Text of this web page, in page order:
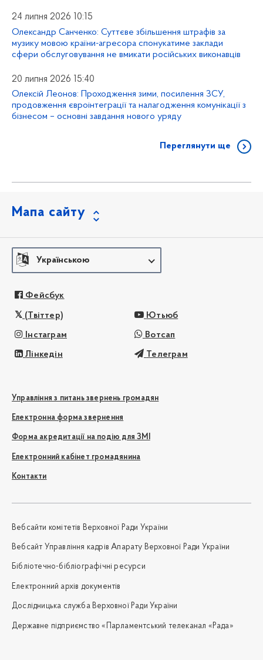
24 липня 2026 10:15
Олександр Санченко: Суттєве збільшення штрафів за
музику мовою країни-агресора спонукатиме заклади
сфери обслуговування не вмикати російських виконавців
20 липня 2026 15:40
Олексій Леонов: Проходження зими, посилення ЗСУ,
продовження євроінтеграції та налагодження комунікації з
бізнесом – основні завдання нового уряду
Переглянути ще
Мапа сайту
Українською
Фейсбук
(Твіттер) Ютьюб
Інстаграм Вотсап
Лінкедін Телеграм
Управління з питань звернень громадян
Електронна форма звернення
Форма акредитації на подію для ЗМІ
Електронний кабінет громадянина
Контакти
Вебсайти комітетів Верховної Ради України
Вебсайт Управління кадрів Апарату Верховної Ради України
Бібліотечно-бібліографічні ресурси
Електронний архів документів
Дослідницька служба Верховної Ради України
Державне підприємство «Парламентський телеканал «Рада»